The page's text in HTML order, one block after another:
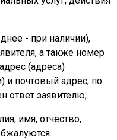
- при наличии),
а также номер
(адреса)
и почтовый адрес, по
ответ заявителю;
имя, отчество,